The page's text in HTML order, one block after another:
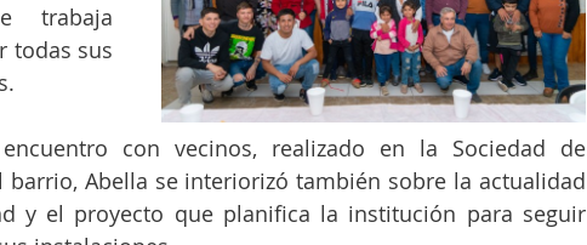
trabaja
todas sus
con vecinos, realizado en la Sociedad de
barrio, Abella se interiorizó también sobre la actualidad
y el proyecto que planifica la institución para seguir